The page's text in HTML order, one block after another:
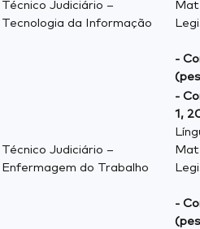
Técnico Judiciário –
Tecnologia da Informação
-
Técnico Judiciário –
Enfermagem do Trabalho
-
1,
-